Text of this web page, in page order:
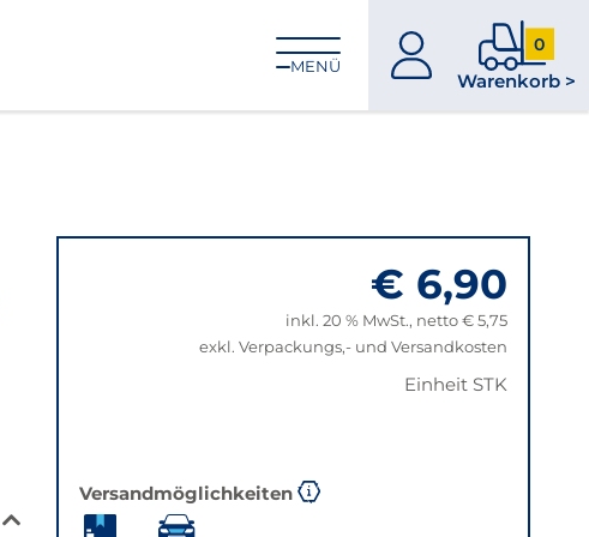
MENÜ
zum
0
Warenkorb >
0
im
€ 6,90
inkl. 20 % MwSt., netto € 5,75
exkl. Verpackungs,- und Versandkosten
Einheit STK
Versandmöglichkeiten